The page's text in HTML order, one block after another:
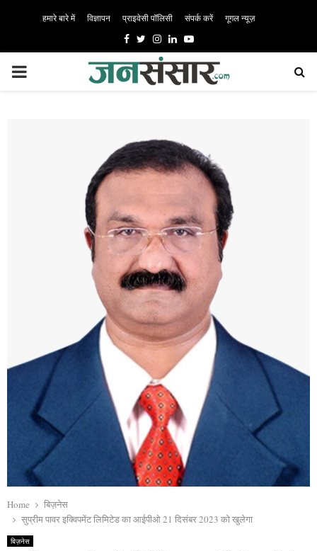
हमारे बारे में विज्ञापन प्राइवेसी पॉलिसी संपर्क करें गूगल न्यूज़
Facebook
TwitterInstagram
LinkedinYoutube
PRIMARY
Home
बिज़नेस
सुप्रीम पावर इक्विपमेंट लिमिटेड का आईपीओ 21 दिसंबर 2023 को खुलेगा
बिज़नेस